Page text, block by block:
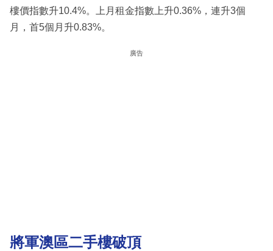
樓價指數升10.4%。上月租金指數上升0.36%，連升3個
月，首5個月升0.83%。
廣告
將軍澳區二手樓破頂